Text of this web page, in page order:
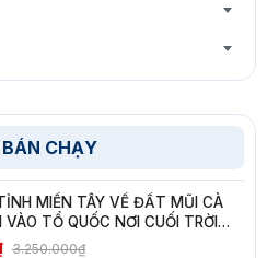
CHẠY
MIỀN TÂY VỀ ĐẤT MŨI CÀ
TỔ QUỐC NƠI CUỐI TRỜI
3.250.000₫